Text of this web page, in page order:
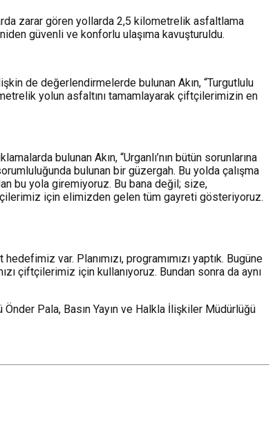
zarar gören yollarda 2,5 kilometrelik asfaltlama
güvenli ve konforlu ulaşıma kavuşturuldu.
de değerlendirmelerde bulunan Akın, “Turgutlulu
yolun asfaltını tamamlayarak çiftçilerimizin en
bulunan Akın, “Urganlı’nın bütün sorunlarına
bulunan bir güzergah. Bu yolda çalışma
bu yola giremiyoruz. Bu bana değil; size,
için elimizden gelen tüm gayreti gösteriyoruz.
var. Planımızı, programımızı yaptık. Bugüne
çiftçilerimiz için kullanıyoruz. Bundan sonra da aynı
Önder Pala, Basın Yayın ve Halkla İlişkiler Müdürlüğü